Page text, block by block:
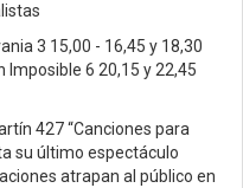
3 15,00 - 16,45 y 18,30
Imposible 6 20,15 y 22,45
427 “Canciones para
su último espectáculo
atrapan al público en